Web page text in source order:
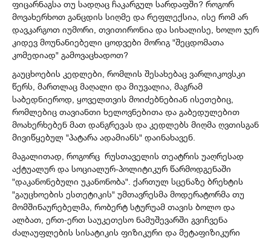
ფიცარნაგსა თუ სადღაც ჩაკარგულ სარდაფში? როგორ
მოვახერხოთ განცდის სიღმე და რეფლექსია, ისე რომ არ
დავკარგოთ იუმორი, თვითირონია და სიხალისე, ხოლო ჯერ
კიდევ მოუნანიებელი ცოდვები მორიგ "შეცდომათა
კომედიად" გამოვაცხადოთ?
გაუცხოების კედლები, რომლის შესახებაც ვარლიკოვსკი
წერს, მართლაც მაღალი და მიუვალია, მაგრამ
საბედნიეროდ, ყოველთვის მოიძებნებიან ისეთებიც,
რომლებიც თავიანთი ხელოვნებითა და გაბედულებით
მოახერხებენ მათ დანგრევას და კედლებს მიღმა ღვთისგან
მივიწყებულ "პატარა ადამიანს" დაინახავენ.
მაგალითად, როგორც რუსთაველის თეატრის უაღრესად
აქტუალურ და სოციალურ-პოლიტიკურ წარმოდგენაში
"დაკანონებული უკანონობა". ქართულ სცენაზე ბრეხტის
"გაუცხოების ესთეტიკის" უმთავრესმა მოდერატორმა თუ
მომშინაურებელმა, რობერტ სტურუამ თავის ბოლო და
ალბათ, ერთ-ერთ საუკეთესო ნამუშევარში გვიჩვენა
ძალაუფლების სისატიკის ფიზიკური და მეტაფიზიკური